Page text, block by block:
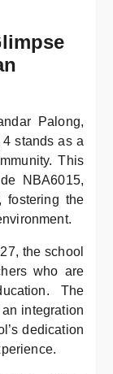
Palong,
stands as a
This
NBA6015,
fostering the
the school
who are
The
integration
dedication